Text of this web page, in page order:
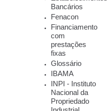
Bancários
Fenacon
Financiamento
com
prestações
fixas
Glossário
IBAMA
INPI - Instituto
Nacional da
Propriedado